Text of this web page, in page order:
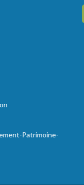
Patrimoine-